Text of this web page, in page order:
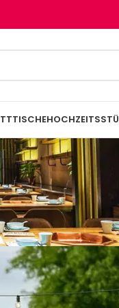
BLOG
ilkerAn September